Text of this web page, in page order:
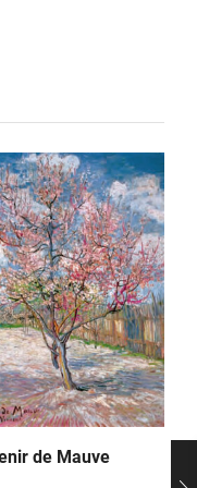
de Mauve